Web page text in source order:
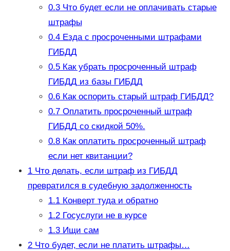
0.3Что будет если не оплачивать старые
штрафы
0.4Езда с просроченными штрафами
ГИБДД
0.5Как убрать просроченный штраф
ГИБДД из базы ГИБДД
0.6Как оспорить старый штраф ГИБДД?
0.7Оплатить просроченный штраф
ГИБДД со скидкой 50%.
0.8Как оплатить просроченный штраф
если нет квитанции?
1Что делать, если штраф из ГИБДД
превратился в судебную задолженность
1.1Конверт туда и обратно
1.2Госуслуги не в курсе
1.3Ищи сам
2Что будет, если не платить штрафы…